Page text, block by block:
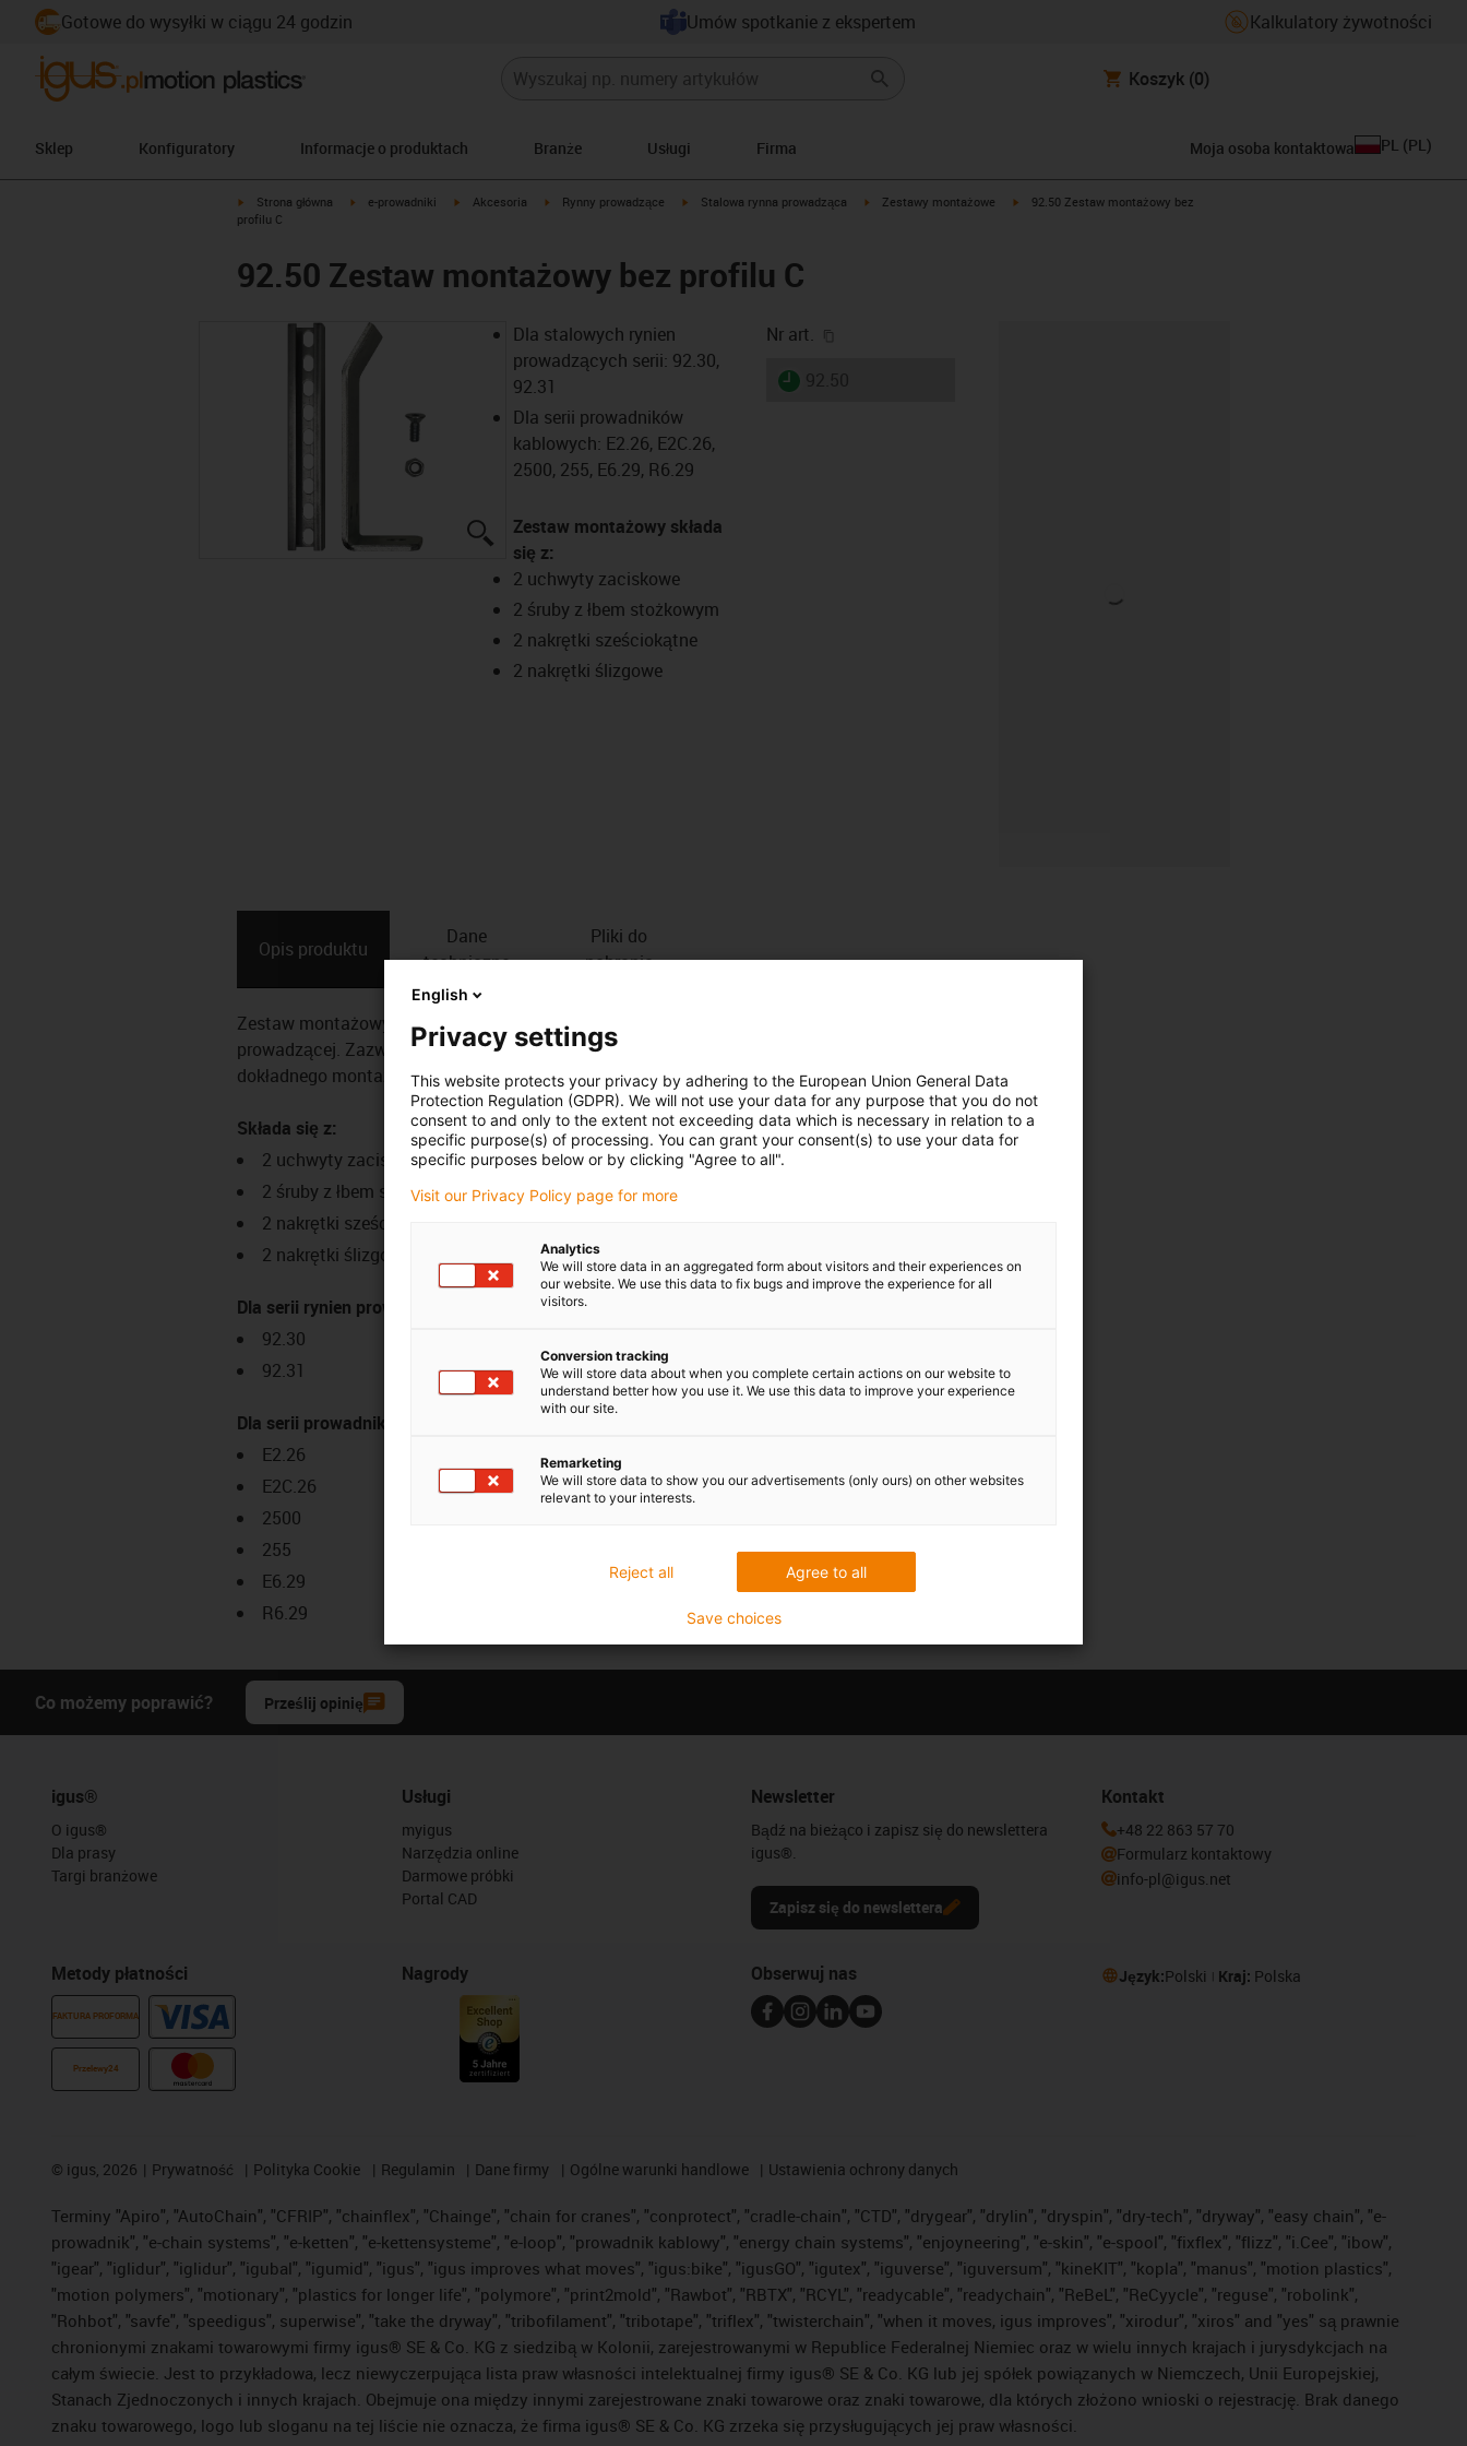
Gotowe do wysyłki w ciągu 24 godzin Umów spotkanie z ekspertem Kalkulatory żywotności
Koszyk (0)
Sklep Konfiguratory Informacje o produktach Branże Usługi Firma Moja osoba kontaktowa PL (PL )
igus-icon-arrow-right
Strona główna igus-icon-arrow-right
e-prowadniki igus-icon-arrow-right
Akcesoria igus-icon-arrow-right
Rynny prowadzące igus-icon-arrow-right
Stalowa rynna prowadząca igus-icon-arrow-right
Zestawy montażowe igus-icon-arrow-right
92.50 Zestaw montażowy bez
profilu C
92.50 Zestaw montażowy bez profilu C
igus-icon-lupe
Dla stalowych rynien
prowadzących serii: 92.30,
92.31
Dla serii prowadników
kablowych: E2.26, E2C.26,
2500, 255, E6.29, R6.29
Zestaw montażowy składa
się z:
2 uchwyty zaciskowe
2 śruby z łbem stożkowym
2 nakrętki sześciokątne
2 nakrętki ślizgowe
Nr art.
igus-icon-lieferzeit
Opis ­produktu
Dane
techniczne
Pliki do
pobrania
Zestaw montażowy to zestaw mocujący do bezpiecznego montażu stalowej rynny
prowadzącej. Zazwyczaj składa się on z kilku elementów wymaganych do mocnego i
dokładnego montażu rynny prowadzącej na powierzchni ślizgowej.
Składa się z:
2 uchwyty zaciskowe
2 śruby z łbem stożkowym
2 nakrętki sześciokątne
2 nakrętki ślizgowe
Dla serii rynien prowadzących:
92.30
92.31
Dla serii prowadników kablowych:
E2.26
E2C.26
2500
255
E6.29
R6.29
Co możemy poprawić? Prześlij opinię
igus®
O igus®
Dla prasy
Targi branżowe
Metody płatności
FAKTURA PROFORMA
Przelewy24
Usługi
myigus
Narzędzia online
Darmowe próbki
Portal CAD
Nagrody
Newsletter
Bądź na bieżąco i zapisz się do newslettera
igus®.
Zapisz się do newslettera
Kontakt
+48 22 863 57 70
Formularz kontaktowy
info-pl@igus.net
Obserwuj nas Język:Polski Kraj: Polska
© igus, 2026 Prywatność Polityka Cookie Regulamin Dane firmy Ogólne warunki handlowe Ustawienia ochrony danych
Terminy "Apiro", "AutoChain", "CFRIP", "chainflex", "Chainge", "chain for cranes", "conprotect", "cradle-chain", "CTD", "drygear", "drylin", "dryspin", "dry-tech", "dryway", "easy chain", "e-
prowadnik", "e-chain systems", "e-ketten", "e-kettensysteme", "e-loop", "prowadnik kablowy", "energy chain systems", "enjoyneering", "e-skin", "e-spool", "fixflex", "flizz", "i.Cee", "ibow",
"igear", "iglidur", "iglidur", "igubal", "igumid", "igus", "igus improves what moves", "igus:bike", "igusGO", "igutex", "iguverse", "iguversum", "kineKIT", "kopla", "manus", "motion plastics",
"motion polymers", "motionary", "plastics for longer life", "polymore", "print2mold", "Rawbot", "RBTX", "RCYL", "readycable", "readychain", "ReBeL", "ReCyycle", "reguse", "robolink",
"Rohbot", "savfe", "speedigus", superwise", "take the dryway", "tribofilament", "tribotape", "triflex", "twisterchain", "when it moves, igus improves", "xirodur", "xiros" and "yes" są prawnie
chronionymi znakami towarowymi firmy igus® SE & Co. KG z siedzibą w Kolonii, zarejestrowanymi w Republice Federalnej Niemiec oraz w wielu innych krajach i jurysdykcjach na
całym świecie. Jest to przykładowa, lecz niewyczerpująca lista praw własności intelektualnej firmy igus® SE & Co. KG lub jej spółek powiązanych w Niemczech, Unii Europejskiej,
Stanach Zjednoczonych i innych krajach. Obejmuje ona między innymi zarejestrowane znaki towarowe oraz znaki towarowe, dla których złożono wnioski o rejestrację. Brak danego
znaku towarowego, logo lub sloganu na tej liście nie oznacza, że firma igus® SE & Co. KG zrzeka się przysługujących jej praw własności.
English
Privacy settings
This website protects your privacy by adhering to the European Union General Data
Protection Regulation (GDPR). We will not use your data for any purpose that you do not
consent to and only to the extent not exceeding data which is necessary in relation to a
specific purpose(s) of processing. You can grant your consent(s) to use your data for
specific purposes below or by clicking "Agree to all".
Visit our Privacy Policy page for more
Analytics
We will store data in an aggregated form about visitors and their experiences on
our website. We use this data to fix bugs and improve the experience for all
visitors.
Conversion tracking
We will store data about when you complete certain actions on our website to
understand better how you use it. We use this data to improve your experience
with our site.
Remarketing
We will store data to show you our advertisements (only ours) on other websites
relevant to your interests.
Agree to all
Reject all
Save choices